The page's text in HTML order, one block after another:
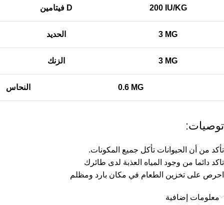
فيتامين D 200 IU/KG
الحديد 3 MG
الزنك 3 MG
0.6 MG
توصيات:
تأكد من أن الحيوانات تأكل جميع المكونات.
تاكد دائما من وجود المياه العذبة لدى طائرك
احرص على تخزين الطعام في مكان بارد ومظلم
معلومات إضافية